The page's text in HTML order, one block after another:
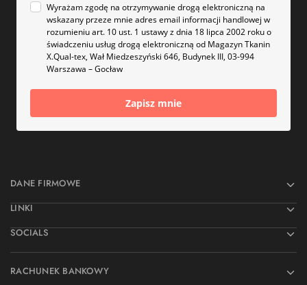
Wyrażam zgodę na otrzymywanie drogą elektroniczną na
wskazany przeze mnie adres email informacji handlowej w
rozumieniu art. 10 ust. 1 ustawy z dnia 18 lipca 2002 roku o
świadczeniu usług drogą elektroniczną od Magazyn Tkanin
X.Qual-tex, Wał Miedzeszyński 646, Budynek III, 03-994
Warszawa – Gocław
Zapisz mnie
DANE FIRMOWE
LINKI
SOCIALS
RACHUNEK BANKOWY